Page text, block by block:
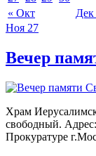
« Окт Дек
Ноя 27
Вечер
Храм
свободный.
Прокуратуре